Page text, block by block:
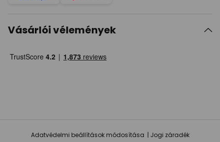
Vásárlói vélemények
Adatvédelmi beállítások módosítása Jogi záradék